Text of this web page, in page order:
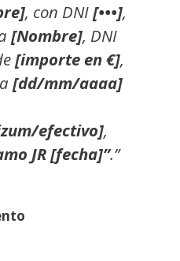
, con DNI[•••],
[Nombre], DNI
[importe en €],
[dd/mm/aaaa]
efectivo],
JR [fecha]”.”